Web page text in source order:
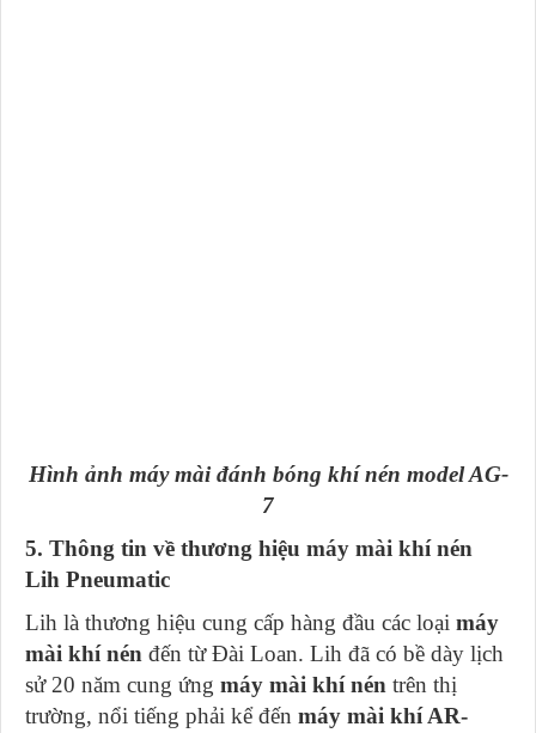
Hình ảnh máy mài đánh bóng khí nén model AG-
7
5. Thông tin về thương hiệu máy mài khí nén
Lih Pneumatic
Lih là thương hiệu cung cấp hàng đầu các loại máy
mài khí nén đến từ Đài Loan. Lih đã có bề dày lịch
sử 20 năm cung ứng máy mài khí nén trên thị
trường, nổi tiếng phải kể đến máy mài khí AR-